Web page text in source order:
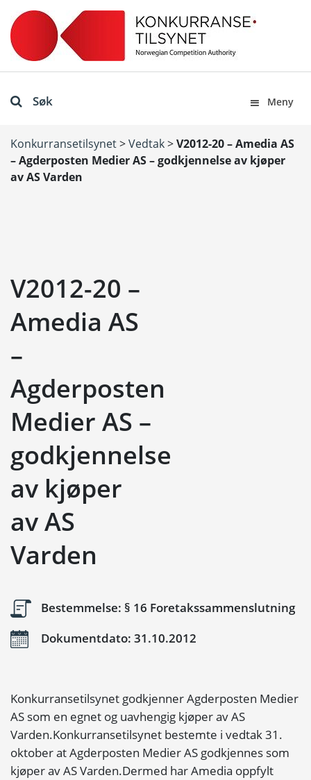
Søk Meny
Konkurransetilsynet>Vedtak>V2012-20 – Amedia AS
– Agderposten Medier AS – godkjennelse av kjøper
av AS Varden
V2012-20 –
Amedia AS
–
Agderposten
Medier AS –
godkjennelse
av kjøper
av AS
Varden
Bestemmelse: § 16 Foretakssammenslutning
Dokumentdato: 31.10.2012
Konkurransetilsynet godkjenner Agderposten Medier
AS som en egnet og uavhengig kjøper av AS
Varden.Konkurransetilsynet bestemte i vedtak 31.
oktober at Agderposten Medier AS godkjennes som
kjøper av AS Varden.Dermed har Amedia oppfylt